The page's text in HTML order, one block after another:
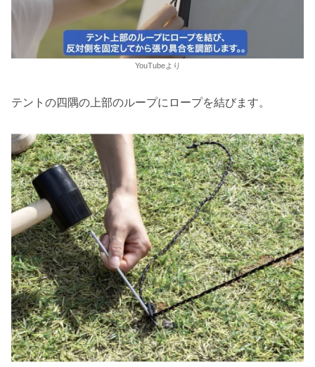
YouTubeより
テントの四隅の上部のループにロープを結びます。